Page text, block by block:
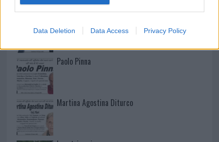
Data Deletion Data Access Privacy Policy
Paolo Pinna
Martina Agostina Diturco